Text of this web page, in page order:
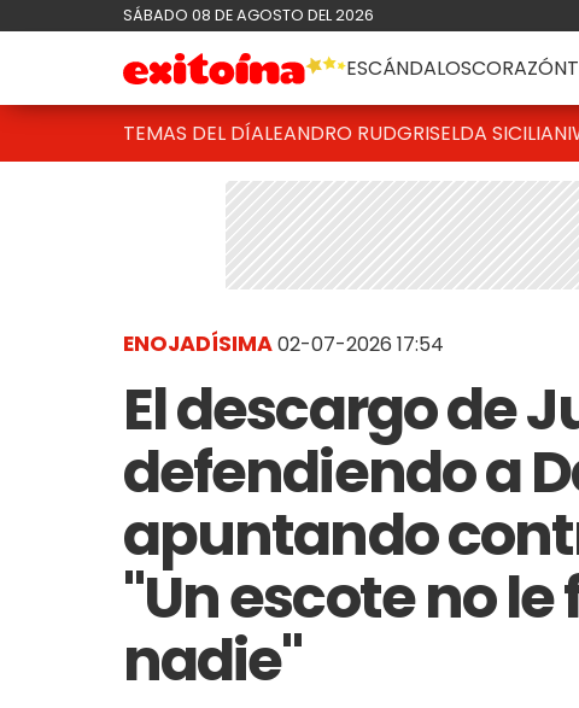
SÁBADO 08 DE AGOSTO DEL 2026
ESCÁNDALOSCORAZÓN
TEMAS DEL DÍALEANDRO RUDGRISELDA SICILIANI
ENOJADÍSIMA02-07-2026 17:54
El descargo de
defendiendo a
apuntando
"Un escote no
nadie"